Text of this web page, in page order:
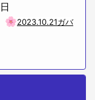
🌸2023.10.21ガバ